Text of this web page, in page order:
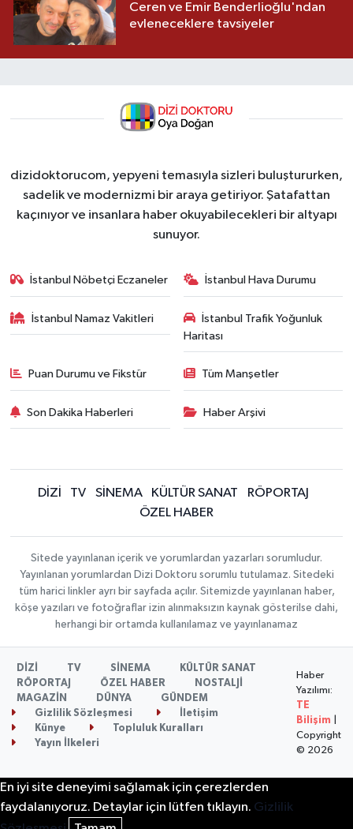
Ceren ve Emir Benderlioğlu'ndan
evleneceklere tavsiyeler
dizidoktorucom, yepyeni temasıyla sizleri buluştururken,
sadelik ve modernizmi bir araya getiriyor. Şatafattan
kaçınıyor ve insanlara haber okuyabilecekleri bir altyapı
sunuyor.
İstanbul Nöbetçi Eczaneler İstanbul Hava Durumu
İstanbul Namaz Vakitleri
İstanbul Trafik Yoğunluk
Haritası
Puan Durumu ve Fikstür Tüm Manşetler
Son Dakika Haberleri Haber Arşivi
DİZİ TV SİNEMA KÜLTÜR SANAT
RÖPORTAJ
ÖZEL HABER
Sitede yayınlanan içerik ve yorumlardan yazarları sorumludur.
Yayınlanan yorumlardan Dizi Doktoru sorumlu tutulamaz. Sitedeki
tüm harici linkler ayrı bir sayfada açılır. Sitemizde yayınlanan haber,
köşe yazıları ve fotoğraflar izin alınmaksızın kaynak gösterilse dahi,
herhangi bir ortamda kullanılamaz ve yayınlanamaz
DİZİ TV SİNEMA
KÜLTÜR SANAT
RÖPORTAJ
ÖZEL HABER
NOSTALJİ
MAGAZİN
DÜNYA
GÜNDEM
Gizlilik Sözleşmesi
İletişim
Künye
Topluluk Kuralları
Yayın İlkeleri
Haber
Yazılımı:
TE
Bilişim
Copyright
© 2026
En iyi site deneyimi sağlamak için çerezlerden
faydalanıyoruz. Detaylar için lütfen tıklayın. Gizlilik